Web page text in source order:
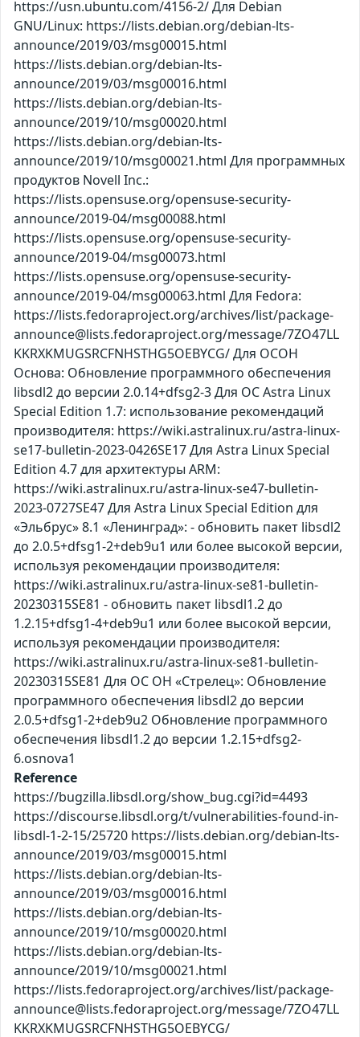
https://usn.ubuntu.com/4156-2/ Для Debian
GNU/Linux: https://lists.debian.org/debian-lts-
announce/2019/03/msg00015.html
https://lists.debian.org/debian-lts-
announce/2019/03/msg00016.html
https://lists.debian.org/debian-lts-
announce/2019/10/msg00020.html
https://lists.debian.org/debian-lts-
announce/2019/10/msg00021.html Для программных
продуктов Novell Inc.:
https://lists.opensuse.org/opensuse-security-
announce/2019-04/msg00088.html
https://lists.opensuse.org/opensuse-security-
announce/2019-04/msg00073.html
https://lists.opensuse.org/opensuse-security-
announce/2019-04/msg00063.html Для Fedora:
https://lists.fedoraproject.org/archives/list/package-
announce@lists.fedoraproject.org/message/7ZO47LL
KKRXKMUGSRCFNHSTHG5OEBYCG/ Для ОСОН
Основа: Обновление программного обеспечения
libsdl2 до версии 2.0.14+dfsg2-3 Для ОС Astra Linux
Special Edition 1.7: использование рекомендаций
производителя: https://wiki.astralinux.ru/astra-linux-
se17-bulletin-2023-0426SE17 Для Astra Linux Special
Edition 4.7 для архитектуры ARM:
https://wiki.astralinux.ru/astra-linux-se47-bulletin-
2023-0727SE47 Для Astra Linux Special Edition для
«Эльбрус» 8.1 «Ленинград»: - обновить пакет libsdl2
до 2.0.5+dfsg1-2+deb9u1 или более высокой версии,
используя рекомендации производителя:
https://wiki.astralinux.ru/astra-linux-se81-bulletin-
20230315SE81 - обновить пакет libsdl1.2 до
1.2.15+dfsg1-4+deb9u1 или более высокой версии,
используя рекомендации производителя:
https://wiki.astralinux.ru/astra-linux-se81-bulletin-
20230315SE81 Для ОС ОН «Стрелец»: Обновление
программного обеспечения libsdl2 до версии
2.0.5+dfsg1-2+deb9u2 Обновление программного
обеспечения libsdl1.2 до версии 1.2.15+dfsg2-
6.osnova1
Reference
https://bugzilla.libsdl.org/show_bug.cgi?id=4493
https://discourse.libsdl.org/t/vulnerabilities-found-in-
libsdl-1-2-15/25720 https://lists.debian.org/debian-lts-
announce/2019/03/msg00015.html
https://lists.debian.org/debian-lts-
announce/2019/03/msg00016.html
https://lists.debian.org/debian-lts-
announce/2019/10/msg00020.html
https://lists.debian.org/debian-lts-
announce/2019/10/msg00021.html
https://lists.fedoraproject.org/archives/list/package-
announce@lists.fedoraproject.org/message/7ZO47LL
KKRXKMUGSRCFNHSTHG5OEBYCG/